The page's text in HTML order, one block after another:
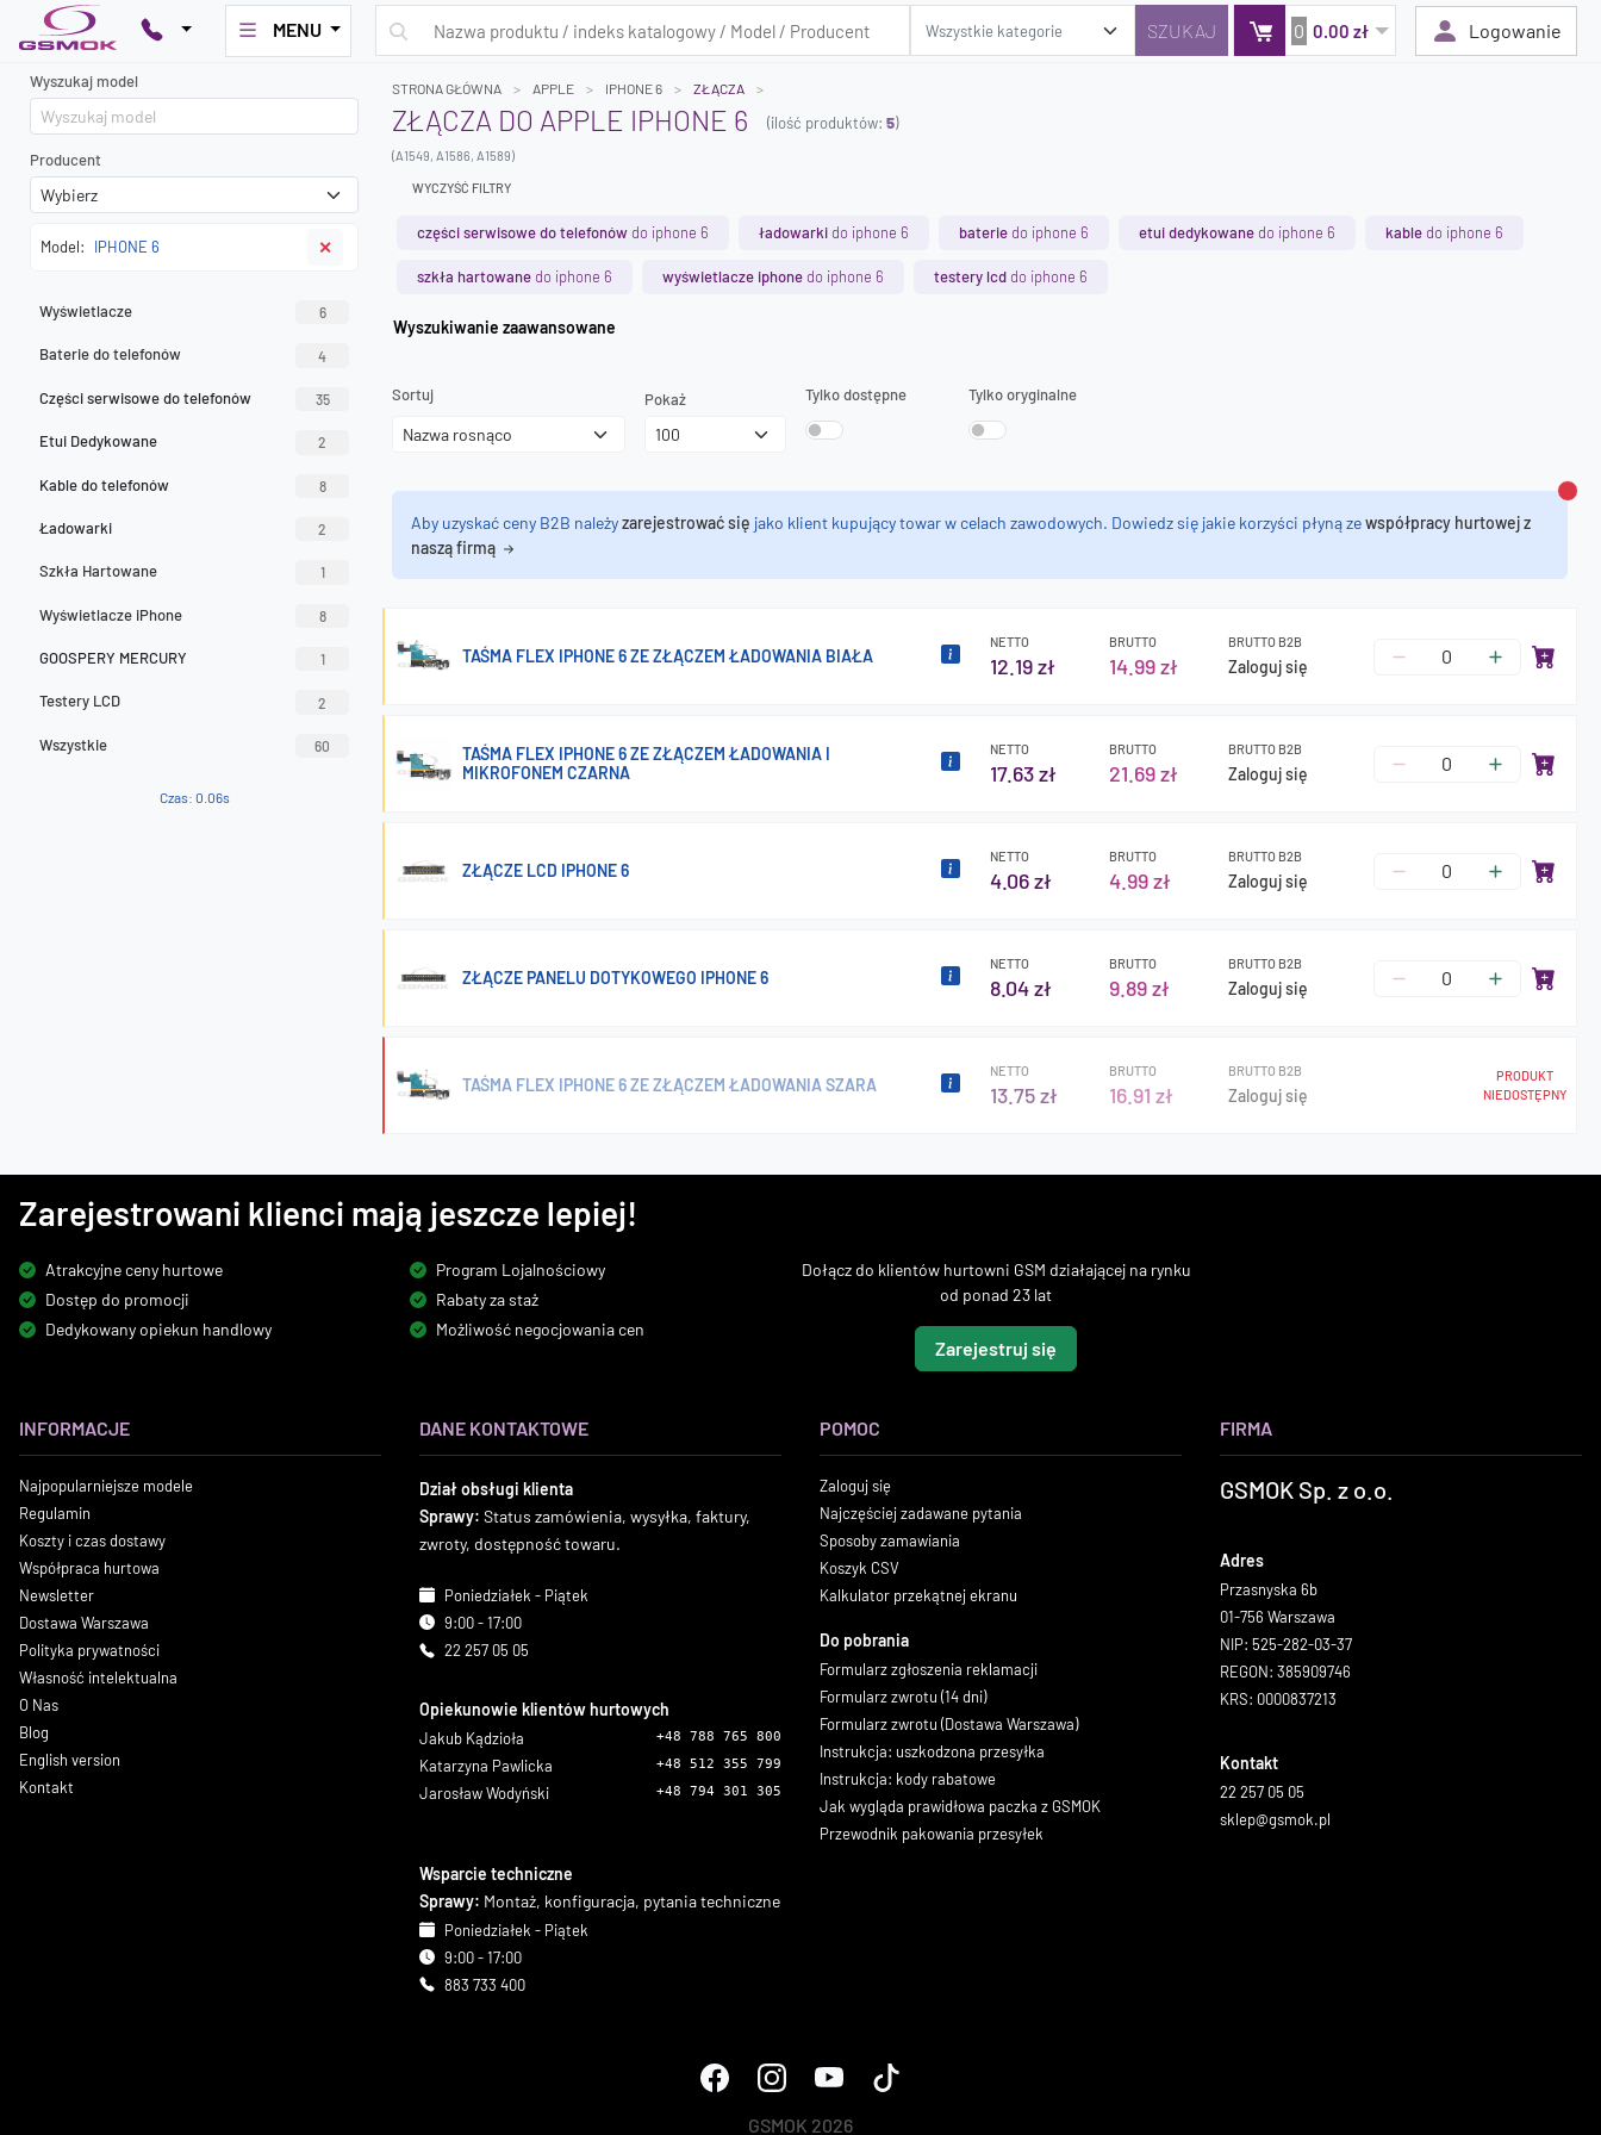
MENU 0 0.00 zł Logowanie
Wyszukaj model
Producent
Model: IPHONE 6 ✕
Wyświetlacze 6
Baterie do telefonów 4
Części serwisowe do telefonów 35
Etui Dedykowane 2
Kable do telefonów 8
Ładowarki 2
Szkła Hartowane 1
Wyświetlacze iPhone 8
GOOSPERY MERCURY 1
Testery LCD 2
Wszystkie 60
Czas: 0.06s
STRONA GŁÓWNA APPLE IPHONE 6 ZŁĄCZA
ZŁĄCZA DO APPLE IPHONE 6 (ilość produktów: 5)
(A1549, A1586, A1589)
WYCZYŚĆ FILTRY
części serwisowe do telefonów do iphone 6 ładowarki do iphone 6 baterie do iphone 6 etui dedykowane do iphone 6 kable do iphone 6
szkła hartowane do iphone 6 wyświetlacze iphone do iphone 6 testery lcd do iphone 6
Wyszukiwanie zaawansowane
Sortuj Pokaż Tylko dostępne Tylko oryginalne
Aby uzyskać ceny B2B należyzarejestrować się jako klient kupujący towar w celach zawodowych. Dowiedz się jakie korzyści płyną zewspółpracy hurtowej z
naszą firmą
TAŚMA FLEX IPHONE 6 ZE ZŁĄCZEM ŁADOWANIA BIAŁA
NETTO
12.19 zł
BRUTTO
14.99 zł
BRUTTO B2B
Zaloguj się
TAŚMA FLEX IPHONE 6 ZE ZŁĄCZEM ŁADOWANIA I
MIKROFONEM CZARNA
NETTO
17.63 zł
BRUTTO
21.69 zł
BRUTTO B2B
Zaloguj się
ZŁĄCZE LCD IPHONE 6
NETTO
4.06 zł
BRUTTO
4.99 zł
BRUTTO B2B
Zaloguj się
ZŁĄCZE PANELU DOTYKOWEGO IPHONE 6
NETTO
8.04 zł
BRUTTO
9.89 zł
BRUTTO B2B
Zaloguj się
TAŚMA FLEX IPHONE 6 ZE ZŁĄCZEM ŁADOWANIA SZARA
NETTO
13.75 zł
BRUTTO
16.91 zł
BRUTTO B2B
Zaloguj się
PRODUKT
NIEDOSTĘPNY
Zarejestrowani klienci mają jeszcze lepiej!
Atrakcyjne ceny hurtowe
Dostęp do promocji
Dedykowany opiekun handlowy
Program Lojalnościowy
Rabaty za staż
Możliwość negocjowania cen
Dołącz do klientów hurtowni GSM działającej na rynku
od ponad 23 lat
Zarejestruj się
INFORMACJE
Najpopularniejsze modele
Regulamin
Koszty i czas dostawy
Współpraca hurtowa
Newsletter
Dostawa Warszawa
Polityka prywatności
Własność intelektualna
O Nas
Blog
English version
Kontakt
DANE KONTAKTOWE
Dział obsługi klienta
Sprawy: Status zamówienia, wysyłka, faktury,
zwroty, dostępność towaru.
Poniedziałek - Piątek
9:00 - 17:00
22 257 05 05
Opiekunowie klientów hurtowych
Jakub Kądzioła +48 788 765 800
Katarzyna Pawlicka +48 512 355 799
Jarosław Wodyński +48 794 301 305
Wsparcie techniczne
Sprawy: Montaż, konfiguracja, pytania techniczne
Poniedziałek - Piątek
9:00 - 17:00
883 733 400
POMOC
Zaloguj się
Najczęściej zadawane pytania
Sposoby zamawiania
Koszyk CSV
Kalkulator przekątnej ekranu
Do pobrania
Formularz zgłoszenia reklamacji
Formularz zwrotu (14 dni)
Formularz zwrotu (Dostawa Warszawa)
Instrukcja: uszkodzona przesyłka
Instrukcja: kody rabatowe
Jak wygląda prawidłowa paczka z GSMOK
Przewodnik pakowania przesyłek
FIRMA
GSMOK Sp. z o.o.
Adres
Przasnyska 6b
01-756 Warszawa
NIP: 525-282-03-37
REGON: 385909746
KRS: 0000837213
Kontakt
22 257 05 05
sklep@gsmok.pl
GSMOK 2026